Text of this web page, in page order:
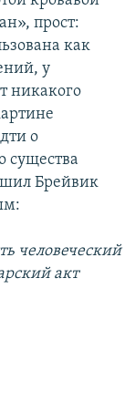
прост:
как
у
никакого
о
существа
Брейвик
человеческий
акт